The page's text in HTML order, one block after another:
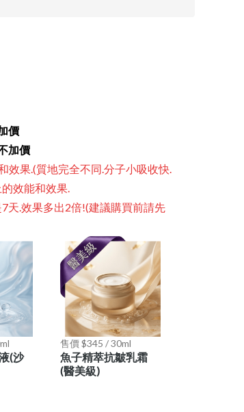
價
加價
效果.(質地完全不同.分子小吸收快.
效能和效果.
天.效果多出2倍!(建議購買前請先
(沙
售價 $345 / 30ml
魚子精萃抗皺乳霜
(醫美級)